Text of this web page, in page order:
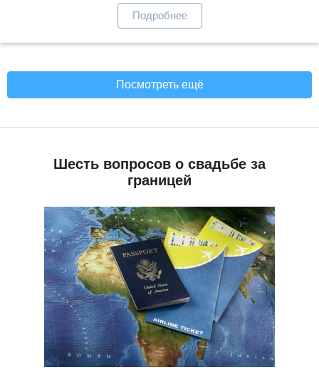
Подробнее
Посмотреть ещё
Шесть вопросов о свадьбе за
границей